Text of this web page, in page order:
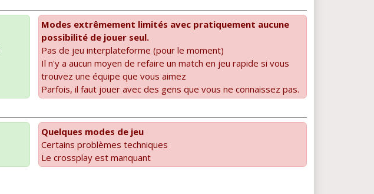
Modes extrêmement limités avec pratiquement aucune
possibilité de jouer seul.
Pas de jeu interplateforme (pour le moment)
Il n'y a aucun moyen de refaire un match en jeu rapide si vous
trouvez une équipe que vous aimez
Parfois, il faut jouer avec des gens que vous ne connaissez pas.
Quelques modes de jeu
Certains problèmes techniques
Le crossplay est manquant